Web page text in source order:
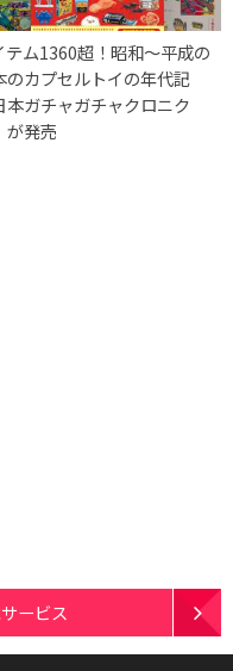
テム1360超！昭和〜平成の
のカプセルトイの年代記
本ガチャガチャクロニク
が発売
ービス